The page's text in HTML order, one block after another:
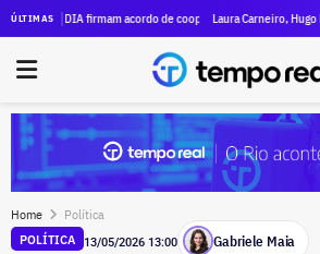
ÚLTIMAS
e esportivos no Rio nesta sexta (07)
firmam acordo de cooperação técnica durante a Rio
Laura Carneiro, Hugo Leal e
Home Política
POLÍTICA 13/05/2026 13:00 Gabriele Maia